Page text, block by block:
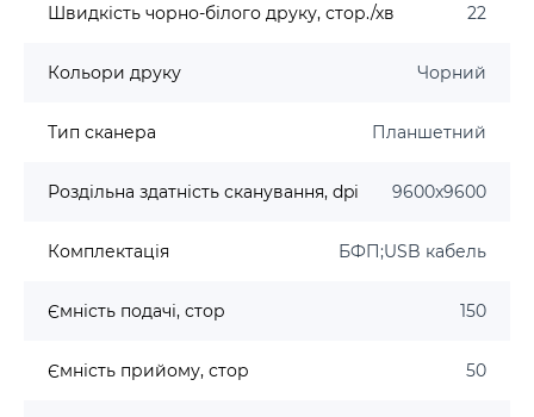
Швидкість чорно-білого друку, стор./хв 22
Кольори друку Чорний
Тип сканера Планшетний
Роздільна здатність сканування, dpi 9600x9600
Комплектація БФП;USB кабель
Ємність подачі, стор 150
Ємність прийому, стор 50